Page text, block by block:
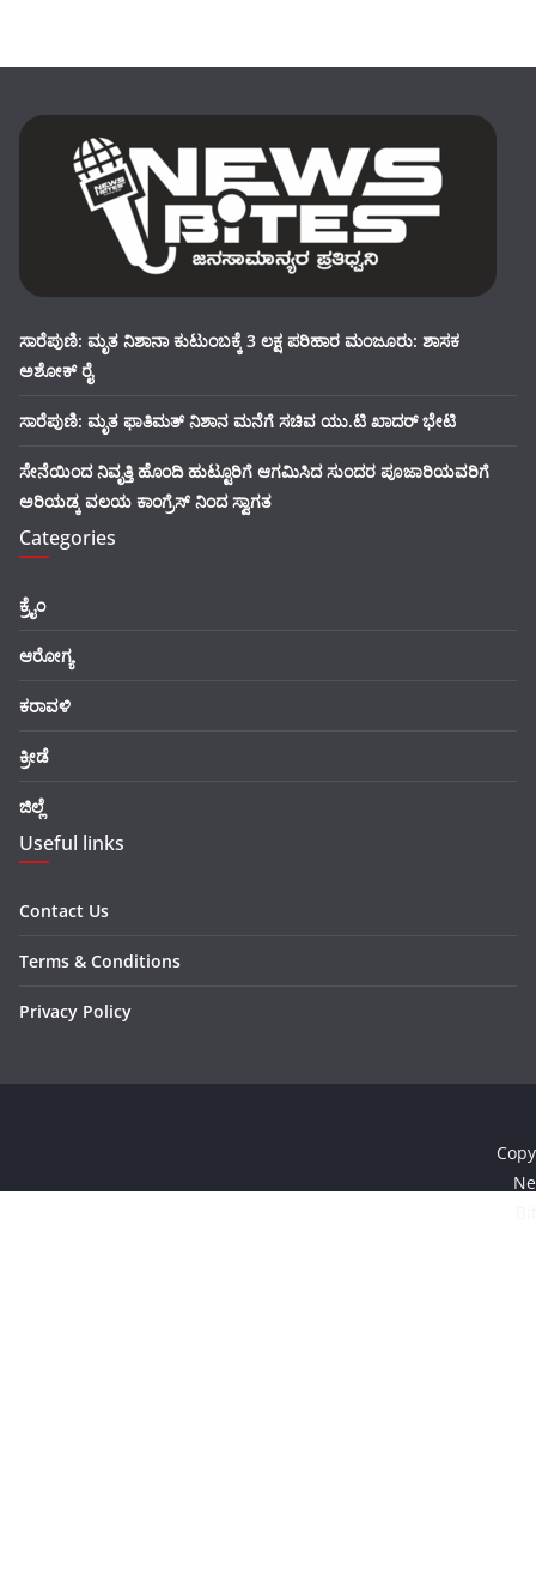
ಸಾರೆಪುಣಿ: ಮೃತ ನಿಶಾನಾ ಕುಟುಂಬಕ್ಕೆ 3 ಲಕ್ಷ ಪರಿಹಾರ ಮಂಜೂರು: ಶಾಸಕ
ಅಶೋಕ್ ರೈ
ಸಾರೆಪುಣಿ: ಮೃತ ಫಾತಿಮತ್ ನಿಶಾನ ಮನೆಗೆ ಸಚಿವ ಯು.ಟಿ ಖಾದರ್ ಭೇಟಿ
ಸೇನೆಯಿಂದ ನಿವೃತ್ತಿ ಹೊಂದಿ ಹುಟ್ಟೂರಿಗೆ ಆಗಮಿಸಿದ ಸುಂದರ ಪೂಜಾರಿಯವರಿಗೆ
ಅರಿಯಡ್ಕ ವಲಯ ಕಾಂಗ್ರೆಸ್ ನಿಂದ ಸ್ವಾಗತ
Categories
ಕ್ರೈಂ
ಆರೋಗ್ಯ
ಕರಾವಳಿ
ಕ್ರೀಡೆ
ಜಿಲ್ಲೆ
Useful links
Contact Us
Terms & Conditions
Privacy Policy